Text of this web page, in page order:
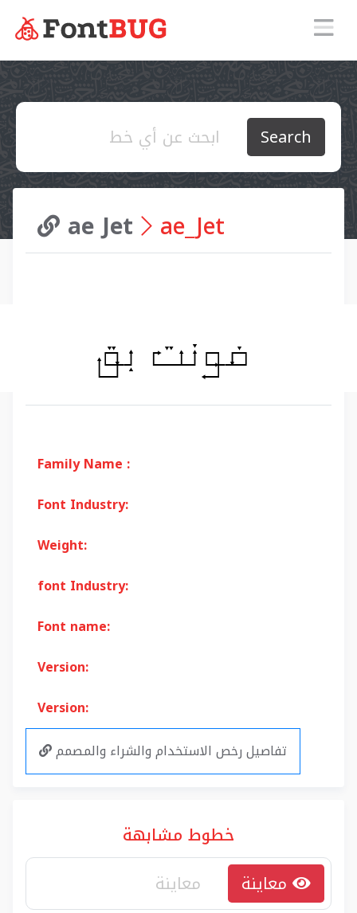
Search
ae Jet ae_Jet
Family Name :
Font Industry:
Weight:
font Industry:
Font name:
Version:
Version:
تفاصيل رخص الاستخدام والشراء والمصمم
خطوط مشابهة